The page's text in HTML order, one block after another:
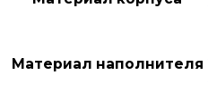
Материал наполнителя